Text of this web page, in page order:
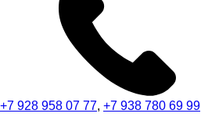
+7 928 958 07 77, +7 938 780 69 99